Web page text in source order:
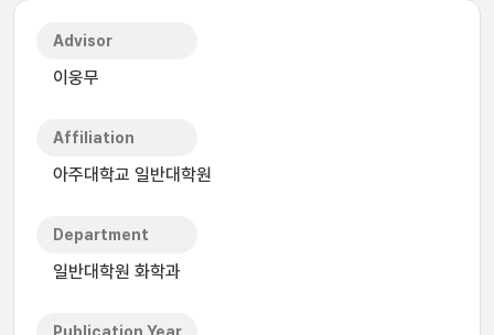
Advisor
이웅무
Affiliation
아주대학교 일반대학원
Department
일반대학원 화학과